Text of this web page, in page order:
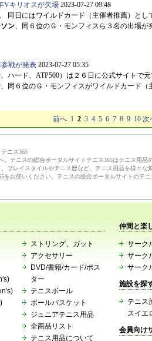
Vキリオスが欠場 2023-07-27 09:48
同日にはワイルドカード（主催者推薦）とし
ン、同６位のＧ・モンフィスら３名の出場が
戦が発表 2023-07-27 05:35
ハード、ATP500）は２６日に公式サイトで
、同６位のＧ・モンフィスがワイルドカード（
前へ 1 2 3 4 5 6 7 8 9 10 次
ニス365
。テニスの総合ポータルサイトテニス365はテニス用
プレイスタイルやテニス歴など、テニス用品を様々
をお使いください。テニスの総合ポータルサイトのテ
ストリング、ガット
アクセサリー
DVD/書籍/カード/ポス
ター
テニスボール
ボールバスケット
ジュニアテニス用品
全商品リスト
テニス用品について
仲間と楽
サーク
サーク
サーク
施設を探
テニス
スイエ
会員向け